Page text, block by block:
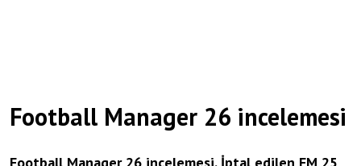
Football Manager 26 incelemesi
Football Manager 26 incelemesi. İptal edilen FM 25